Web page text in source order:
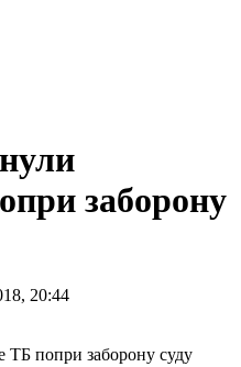
заборону
20:44